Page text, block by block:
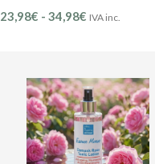
Délicate – (Ref.201)
23,98€ - 34,98€ IVA inc.